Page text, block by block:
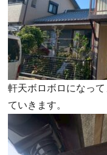
軒天ボロボロになっ
ていきます。